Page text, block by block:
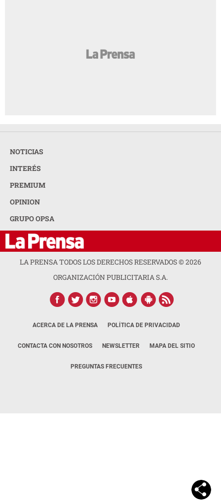
NOTICIAS
INTERÉS
PREMIUM
OPINION
GRUPO OPSA
LA PRENSA TODOS LOS DERECHOS RESERVADOS ©2026
ORGANIZACIÓN PUBLICITARIA S.A.
ACERCA DE LA PRENSA POLÍTICA DE PRIVACIDAD
CONTACTA CON NOSOTROS NEWSLETTER MAPA DEL SITIO
PREGUNTAS FRECUENTES